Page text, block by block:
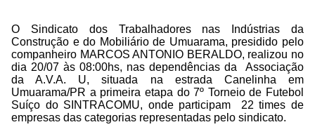
O Sindicato dos Trabalhadores nas Indústrias da
Construção e do Mobiliário de Umuarama, presidido pelo
companheiro MARCOS ANTONIO BERALDO, realizou no
dia 20/07 às 08:00hs, nas dependências da
Associação
da A.V.A. U, situada na estrada Canelinha em
Umuarama/PR a primeira etapa do7º Torneio de Futebol
Suíço do SINTRACOMU, onde participam 22 times de
empresas das categorias representadas pelo sindicato.